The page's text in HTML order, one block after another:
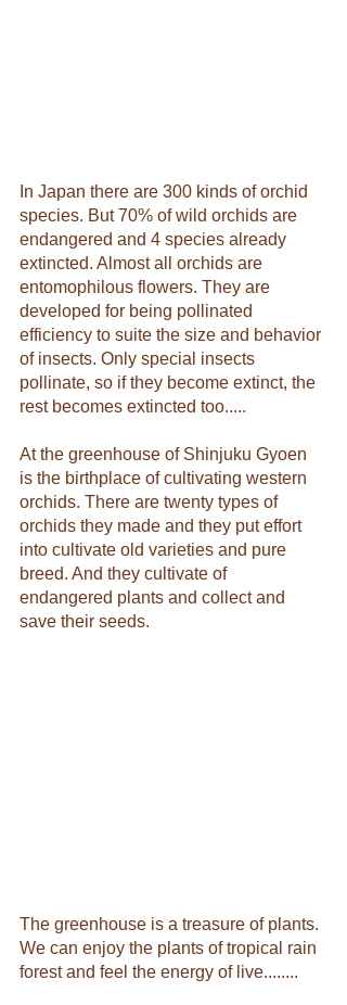
In Japan there are 300 kinds of orchid
species. But 70% of wild orchids are
endangered and 4 species already
extincted. Almost all orchids are
entomophilous flowers. They are
developed for being pollinated
efficiency to suite the size and behavior
of insects. Only special insects
pollinate, so if they become extinct, the
rest becomes extincted too.....
At the greenhouse of Shinjuku Gyoen
is the birthplace of cultivating western
orchids. There are twenty types of
orchids they made and they put effort
into cultivate old varieties and pure
breed. And they cultivate of
endangered plants and collect and
save their seeds.
The greenhouse is a treasure of plants.
We can enjoy the plants of tropical rain
forest and feel the energy of live........